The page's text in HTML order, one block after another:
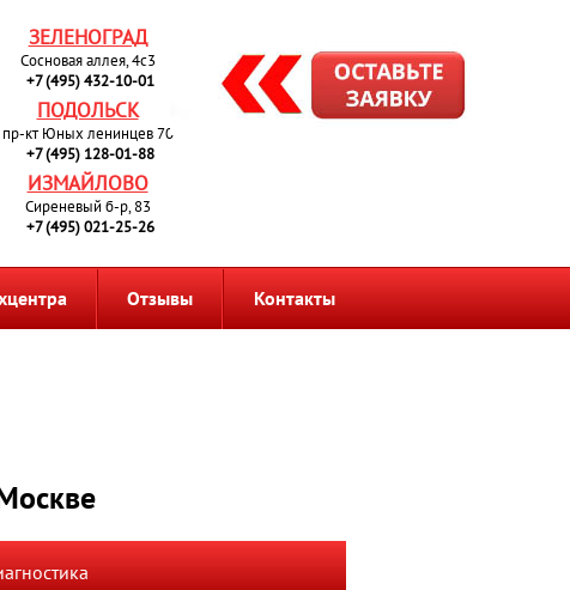
ЗЕЛЕНОГРАД
Сосновая аллея, 4с3
+7 (495) 432-10-01
ПОДОЛЬСК
пр-кт Юных ленинцев 70
+7 (495) 128-01-88
ИЗМАЙЛОВО
Сиреневый б-р, 83
+7 (495) 021-25-26
Отзывы Контакты